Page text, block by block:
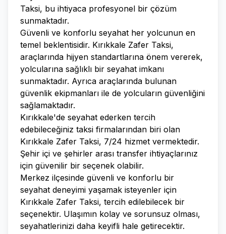
Taksi, bu ihtiyaca profesyonel bir çözüm
sunmaktadır.
Güvenli ve konforlu seyahat her yolcunun en
temel beklentisidir. Kırıkkale Zafer Taksi,
araçlarında hijyen standartlarına önem vererek,
yolcularına sağlıklı bir seyahat imkanı
sunmaktadır. Ayrıca araçlarında bulunan
güvenlik ekipmanları ile de yolcuların güvenliğini
sağlamaktadır.
Kırıkkale'de seyahat ederken tercih
edebileceğiniz taksi firmalarından biri olan
Kırıkkale Zafer Taksi, 7/24 hizmet vermektedir.
Şehir içi ve şehirler arası transfer ihtiyaçlarınız
için güvenilir bir seçenek olabilir.
Merkez ilçesinde güvenli ve konforlu bir
seyahat deneyimi yaşamak isteyenler için
Kırıkkale Zafer Taksi, tercih edilebilecek bir
seçenektir. Ulaşımın kolay ve sorunsuz olması,
seyahatlerinizi daha keyifli hale getirecektir.